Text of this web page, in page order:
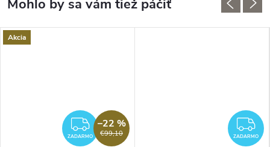
Akcia
ZADARMO
ZADARMO €99,10
–22 %
ZADARMO